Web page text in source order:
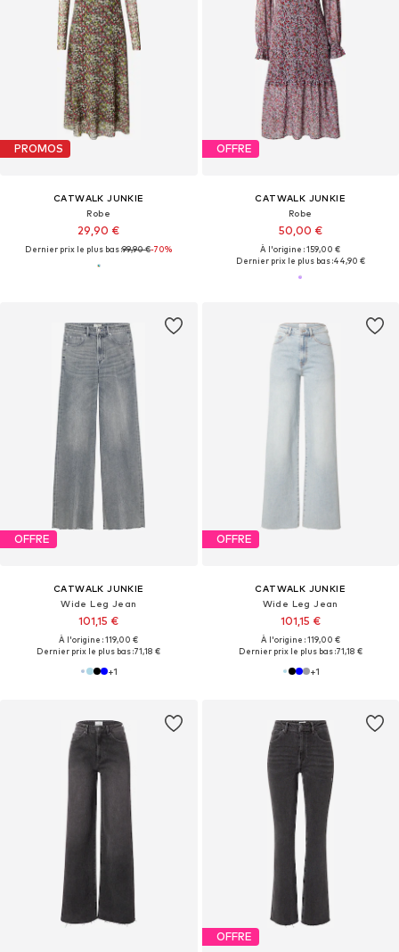
PROMOS
CATWALK JUNKIE
Robe
29,90 €
Dernier prix le plus bas :99,90 €-70%
OFFRE
CATWALK JUNKIE
Robe
50,00 €
À l'origine : 159,00 €
Dernier prix le plus bas :44,90 €
OFFRE
CATWALK JUNKIE
Wide Leg Jean
101,15 €
À l'origine : 119,00 €
Dernier prix le plus bas :71,18 €
+1
OFFRE
CATWALK JUNKIE
Wide Leg Jean
101,15 €
À l'origine : 119,00 €
Dernier prix le plus bas :71,18 €
+1
OFFRE